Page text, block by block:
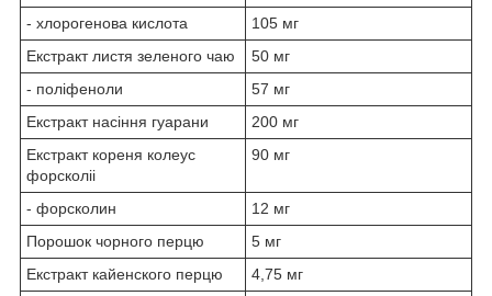
- хлорогенова кислота
105 мг
Екстракт листя зеленого чаю
50 мг
- поліфеноли
57 мг
Екстракт насіння гуарани
200 мг
Екстракт кореня колеус
форсколіі
90 мг
- форсколин
12 мг
Порошок чорного перцю
5 мг
Екстракт кайенского перцю
4,75 мг